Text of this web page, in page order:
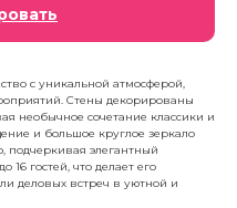
с уникальной атмосферой,
Стены декорированы
необычное сочетание классики и
и большое круглое зеркало
элегантный
гостей, что делает его
деловых встреч в уютной и